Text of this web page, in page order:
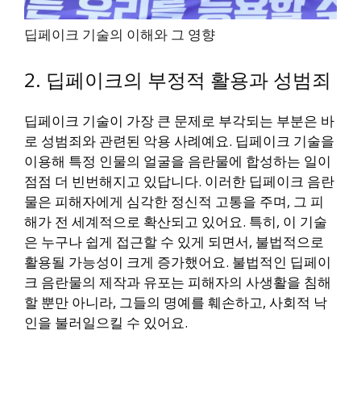
딥페이크 기술의 이해와 그 영향
2. 딥페이크의 부정적 활용과 성범죄
딥페이크 기술이 가장 큰 문제로 부각되는 부분은 바
로 성범죄와 관련된 악용 사례예요. 딥페이크 기술을
이용해 특정 인물의 얼굴을 음란물에 합성하는 일이
점점 더 빈번해지고 있답니다. 이러한 딥페이크 음란
물은 피해자에게 심각한 정신적 고통을 주며, 그 피
해가 전 세계적으로 확산되고 있어요. 특히, 이 기술
은 누구나 쉽게 접근할 수 있게 되면서, 불법적으로
활용될 가능성이 크게 증가했어요. 불법적인 딥페이
크 음란물의 제작과 유포는 피해자의 사생활을 침해
할 뿐만 아니라, 그들의 명예를 훼손하고, 사회적 낙
인을 불러일으킬 수 있어요.